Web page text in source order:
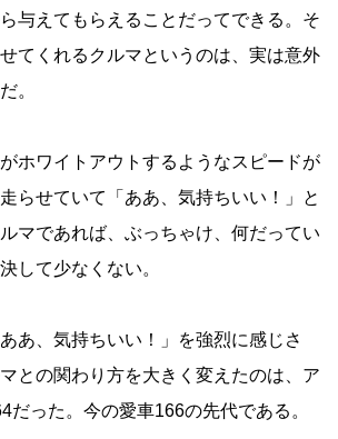
与えてもらえることだってできる。そ
てくれるクルマというのは、実は意外
。
ホワイトアウトするようなスピードが
らせていて「ああ、気持ちいい！」と
マであれば、ぶっちゃけ、何だってい
して少なくない。
あ、気持ちいい！」を強烈に感じさ
との関わり方を大きく変えたのは、ア
だった。今の愛車166の先代である。